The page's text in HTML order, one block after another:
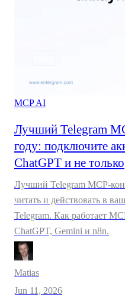
MCPAI
Лучший Telegram
году: подключите
ChatGPT и не только
Лучший Telegram MCP-
читать и действовать в
Telegram. Как работает
ChatGPT, Gemini и n8n.
Matias
Jun 11, 2026